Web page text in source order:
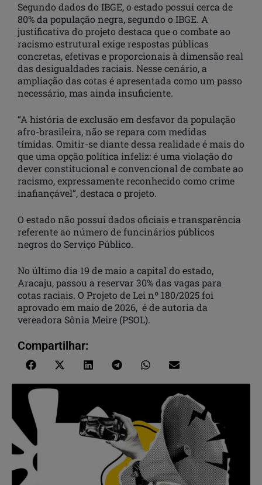
Segundo dados do IBGE, o estado possui cerca de
80% da população negra, segundo o IBGE. A
justificativa do projeto destaca que o combate ao
racismo estrutural exige respostas públicas
concretas, efetivas e proporcionais à dimensão real
das desigualdades raciais. Nesse cenário, a
ampliação das cotas é apresentada como um passo
necessário, mas ainda insuficiente.
“A história de exclusão em desfavor da população
afro-brasileira, não se repara com medidas
tímidas. Omitir-se diante dessa realidade é mais do
que uma opção política infeliz: é uma violação do
dever constitucional e convencional de combate ao
racismo, expressamente reconhecido como crime
inafiançável”, destaca o projeto.
O estado não possui dados oficiais e transparência
referente ao número de funcinários públicos
negros do Serviço Público.
No último dia 19 de maio a capital do estado,
Aracaju, passou a reservar 30% das vagas para
cotas raciais. O Projeto de Lei nº 180/2025 foi
aprovado em maio de 2026, é de autoria da
vereadora Sônia Meire (PSOL).
Compartilhar: